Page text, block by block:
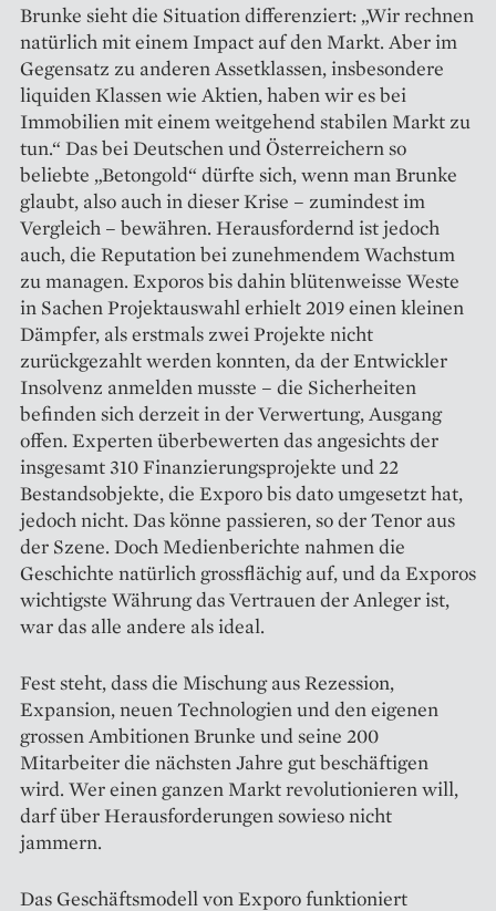
Brunke sieht die Situation differenziert: „Wir rechnen
natürlich mit einem Impact auf den Markt. Aber im
Gegensatz zu anderen Assetklassen, insbesondere
liquiden Klassen wie Aktien, haben wir es bei
Immobilien mit einem weitgehend stabilen Markt zu
tun.“ Das bei Deutschen und Österreichern so
beliebte „Betongold“ dürfte sich, wenn man Brunke
glaubt, also auch in dieser Krise – zumindest im
Vergleich – bewähren. Heraus­fordernd ist jedoch
auch, die Re­putation bei zunehmendem Wachstum
zu managen. Exporos bis dahin blütenweisse Weste
in Sachen Projekt­auswahl erhielt 2019 einen kleinen
Dämpfer, als erstmals zwei Projekte nicht
zurückgezahlt werden konnten, da der Entwickler
Insolvenz anmelden musste – die Sicherheiten
befinden sich derzeit in der Ver­wertung, Ausgang
offen. ­Experten überbe­werten das angesichts der
insgesamt 310 Finanzierungsprojekte und 22
Bestandsobjekte, die Exporo bis dato umgesetzt hat,
jedoch nicht. Das könne passieren, so der Tenor aus
der Szene. Doch Medienberichte nahmen die
Geschichte natürlich grossflächig auf, und da Exporos
wichtigste Währung das Vertrauen der Anleger ist,
war das alle andere als ideal.
Fest steht, dass die Mischung aus Rezession,
Expansion, ­neuen Technologien und den eigenen
grossen Ambitionen Brunke und seine 200
Mitarbeiter die nächsten Jahre gut beschäftigen
wird. Wer einen ganzen Markt revolutionieren will,
darf über Herausforderungen sowieso nicht
jammern.
Das Geschäftsmodell von Exporo funktioniert